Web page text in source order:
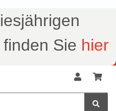
Sie hier